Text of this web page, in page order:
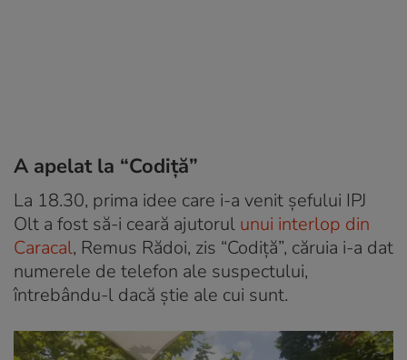
A apelat la “Codiţă”
La 18.30, prima idee care i-a venit şefului IPJ
Olt a fost să-i ceară ajutorul unui interlop din
Caracal, Remus Rădoi, zis “Codiţă”, căruia i-a dat
numerele de telefon ale suspectului,
întrebându-l dacă ştie ale cui sunt.